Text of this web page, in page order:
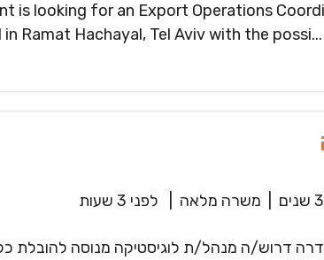
is looking for an Export Operations
Ramat Hachayal, Tel Aviv with the possi...
משרה מלאה לפני 3 שעות
דרוש/ה מנהל/ת לוגיסטיקה מנוסה להובלת